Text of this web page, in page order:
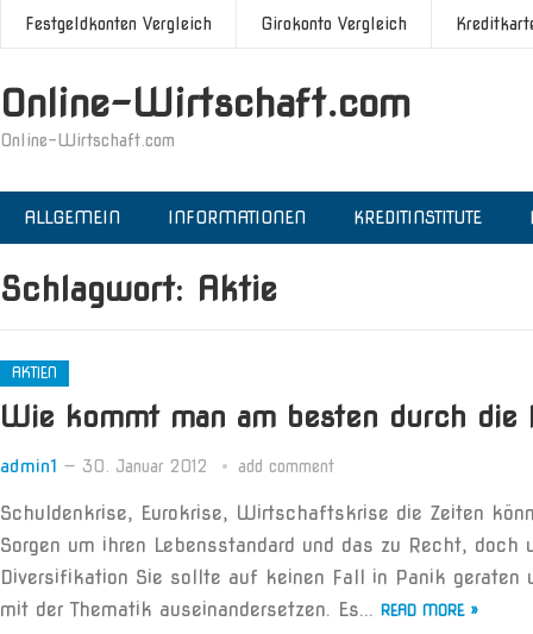
Festgeldkonten Vergleich Girokonto Vergleich
Online-Wirtschaft.com
Online-Wirtschaft.com
ALLGEMEIN INFORMATIONEN KREDITINSTITUTE
Schlagwort: Aktie
AKTIEN
Wie kommt man am besten durch die
admin1 — 30. Januar 2012 add comment
Schuldenkrise, Eurokrise, Wirtschaftskrise die Zeiten
Sorgen um ihren Lebensstandard und das zu Recht,
Diversifikation Sie sollte auf keinen Fall in Panik
mit der Thematik auseinandersetzen. Es... READ MORE »